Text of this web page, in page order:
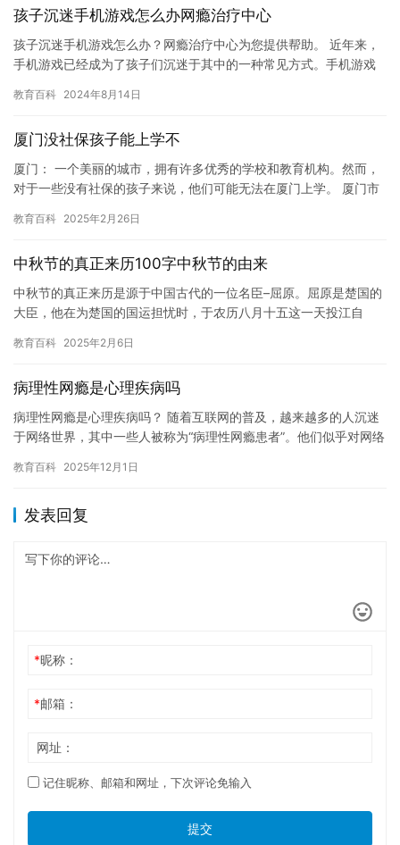
孩子沉迷手机游戏怎么办网瘾治疗中心
孩子沉迷手机游戏怎么办？网瘾治疗中心为您提供帮助。 近年来，
手机游戏已经成为了孩子们沉迷于其中的一种常见方式。手机游戏
戏，甚…
教育百科 2024年8月14日
厦门没社保孩子能上学不
厦门： 一个美丽的城市，拥有许多优秀的学校和教育机构。然而，
对于一些没有社保的孩子来说，他们可能无法在厦门上学。 厦门市
子…
教育百科 2025年2月26日
中秋节的真正来历100字中秋节的由来
中秋节的真正来历是源于中国古代的一位名臣–屈原。屈原是楚国的
大臣，他在为楚国的国运担忧时，于农历八月十五这一天投江自
教育百科 2025年2月6日
病理性网瘾是心理疾病吗
病理性网瘾是心理疾病吗？ 随着互联网的普及，越来越多的人沉迷
于网络世界，其中一些人被称为“病理性网瘾患者”。他们似乎对网络
教育百科 2025年12月1日
发表回复
*昵称：
*邮箱：
网址：
记住昵称、邮箱和网址，下次评论免输入
提交